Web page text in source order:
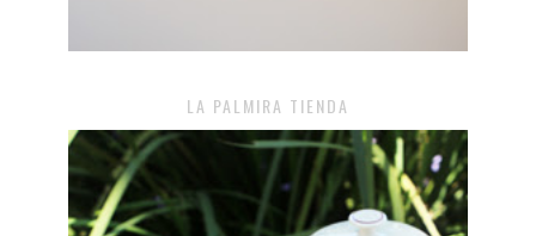
LA PALMIRA TIENDA